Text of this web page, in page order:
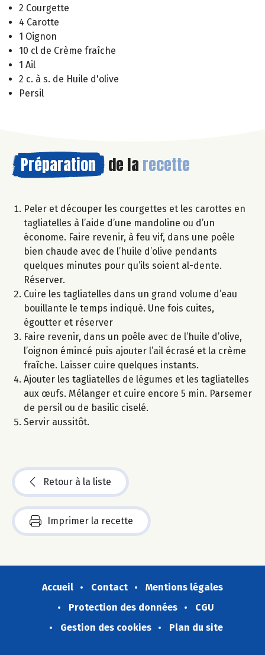
2 Courgette
4 Carotte
1 Oignon
10 cl de Crème fraîche
1 Ail
2 c. à s. de Huile d'olive
Persil
Préparation de la recette
Peler et découper les courgettes et les carottes en
tagliatelles à l’aide d’une mandoline ou d’un
économe. Faire revenir, à feu vif, dans une poêle
bien chaude avec de l’huile d’olive pendants
quelques minutes pour qu’ils soient al-dente.
Réserver.
Cuire les tagliatelles dans un grand volume d’eau
bouillante le temps indiqué. Une fois cuites,
égoutter et réserver
Faire revenir, dans un poêle avec de l’huile d’olive,
l’oignon émincé puis ajouter l’ail écrasé et la crème
fraîche. Laisser cuire quelques instants.
Ajouter les tagliatelles de légumes et les tagliatelles
aux œufs. Mélanger et cuire encore 5 min. Parsemer
de persil ou de basilic ciselé.
Servir aussitôt.
Retour à la liste
Imprimer la recette
Accueil Contact
Mentions légales
Protection des données
CGU
Gestion des cookies
Plan du site